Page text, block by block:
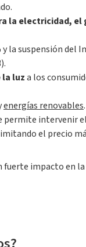
la electricidad,
y la suspensión del
luza los
energías renovables.
permite intervenir
el precio
impacto en